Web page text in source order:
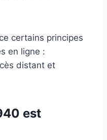
certains principes
en ligne :
distant et
est